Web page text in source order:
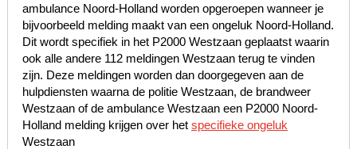
ambulance Noord-Holland worden opgeroepen wanneer je
bijvoorbeeld melding maakt van een ongeluk Noord-Holland.
Dit wordt specifiek in het P2000 Westzaan geplaatst waarin
ook alle andere 112 meldingen Westzaan terug te vinden
zijn. Deze meldingen worden dan doorgegeven aan de
hulpdiensten waarna de politie Westzaan, de brandweer
Westzaan of de ambulance Westzaan een P2000 Noord-
Holland melding krijgen over het specifieke ongeluk
Westzaan